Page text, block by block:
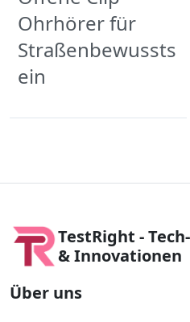
Ohrhörer für
Straßenbewussts
ein
TestRight -
& Innovationen
Über uns